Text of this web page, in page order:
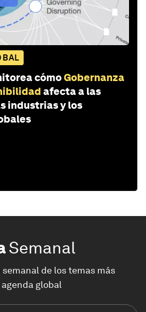
cómoGobernanza
afecta a las
industrias y los
Semanal
de los temas más
global